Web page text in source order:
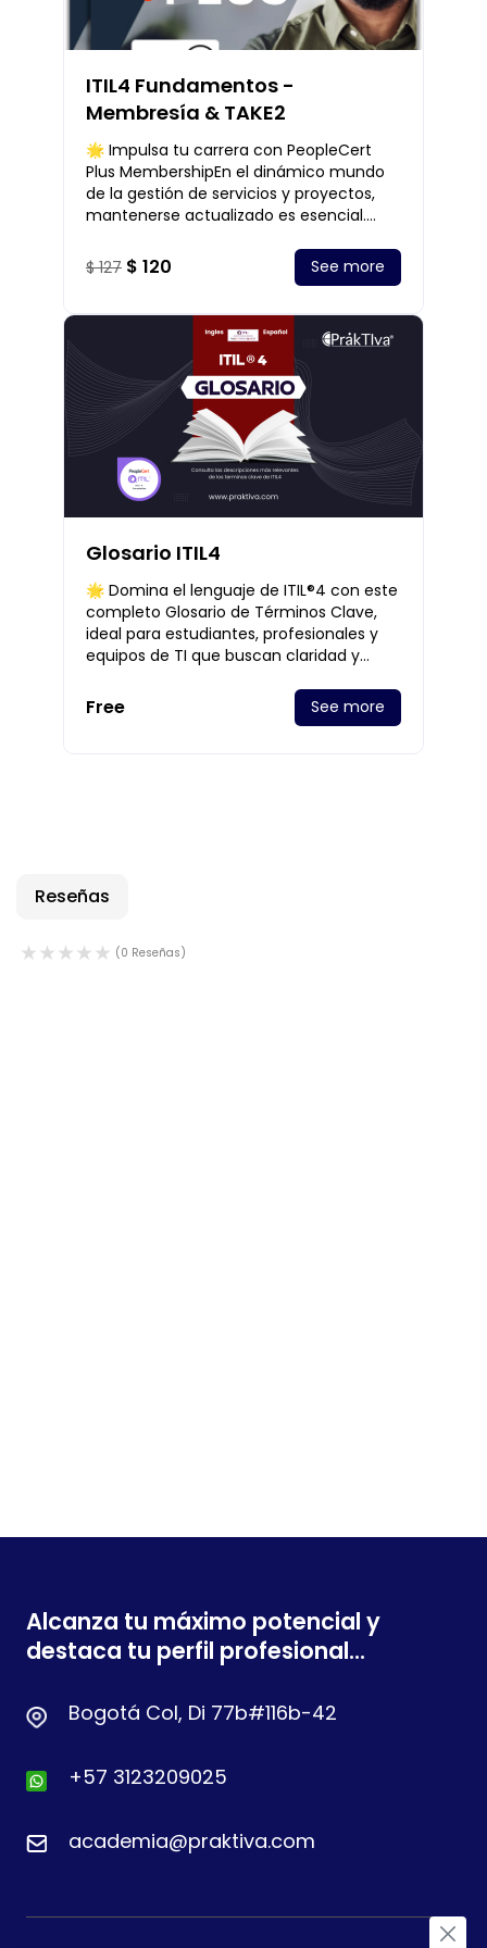
ITIL4 Fundamentos -
Membresía & TAKE2
🌟 Impulsa tu carrera con PeopleCert
Plus MembershipEn el dinámico mundo
de la gestión de servicios y proyectos,
mantenerse actualizado es esencial.
obtienes acceso e
$ 127 $ 120 See more
Glosario ITIL4
🌟 Domina el lenguaje de ITIL®4 con este
completo Glosario de Términos Clave,
ideal para estudiantes, profesionales y
equipos de TI que buscan claridad y
rec
Free See more
Reseñas
(0 Reseñas)
Alcanza tu máximo potencial y
destaca tu perfil profesional...
Bogotá Col, Di 77b#116b-42
+57 3123209025
academia@praktiva.com